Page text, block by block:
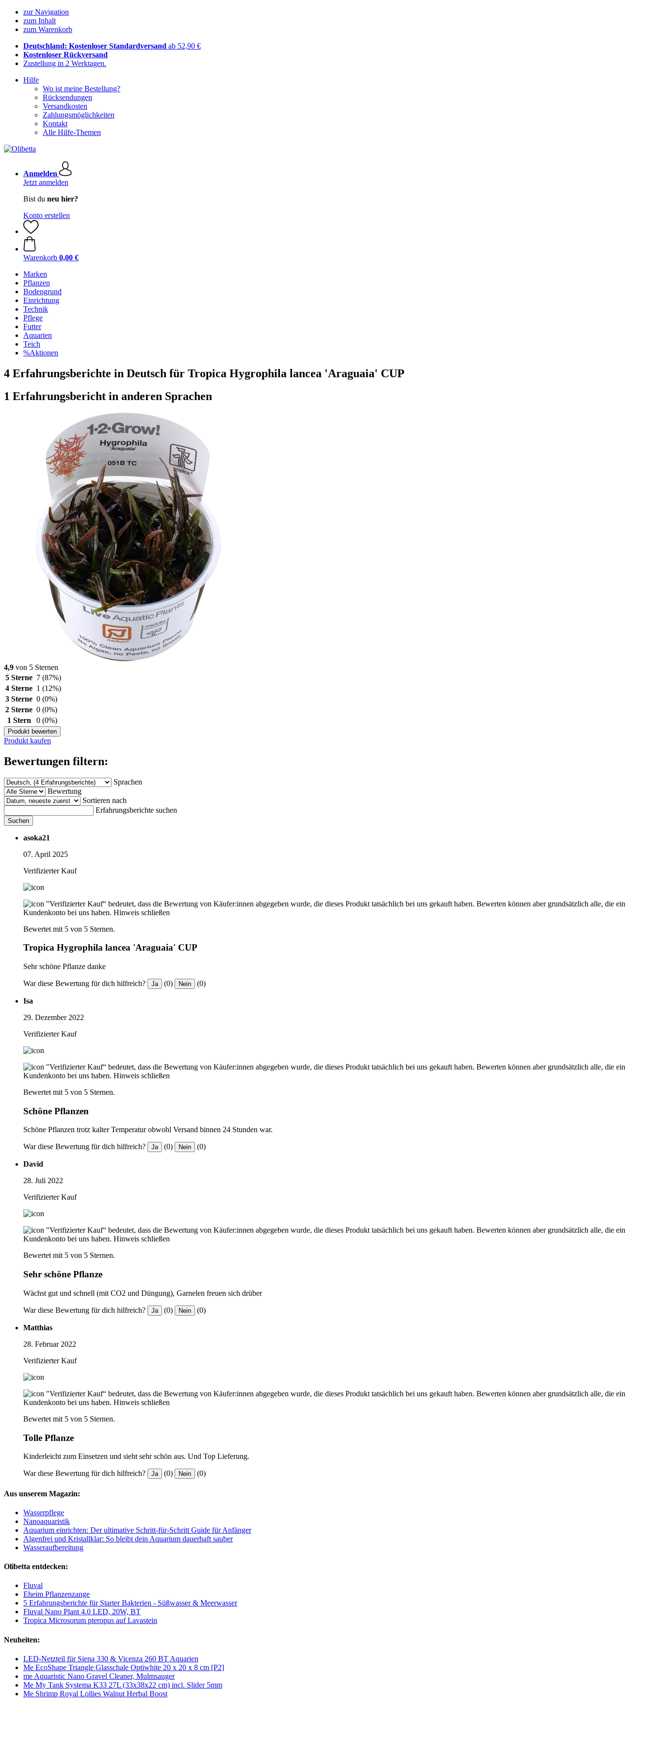
zur Navigation
zum Inhalt
zum Warenkorb
Deutschland: Kostenloser Standardversand ab 52,90 €
Kostenloser Rückversand
Zustellung in 2 Werktagen.
Hilfe
Wo ist meine Bestellung?
Rücksendungen
Versandkosten
Zahlungsmöglichkeiten
Kontakt
Alle Hilfe-Themen
Anmelden
Jetzt anmelden
Bist du neu hier?
Konto erstellen
Warenkorb 0,00 €
Marken
Pflanzen
Bodengrund
Einrichtung
Technik
Pflege
Futter
Aquarien
Teich
%Aktionen
4 Erfahrungsberichte in Deutsch für Tropica Hygrophila lancea 'Araguaia' CUP
1 Erfahrungsbericht in anderen Sprachen
4,9 von 5 Sternen
5 Sterne 7 (87%)
4 Sterne 1 (12%)
3 Sterne 0 (0%)
2 Sterne 0 (0%)
1 Stern
0 (0%)
Produkt bewerten
Produkt kaufen
Bewertungen filtern:
Sprachen
Bewertung
Sortieren nach
Erfahrungsberichte suchen
Suchen
asoka21
07. April 2025
Verifizierter Kauf
"Verifizierter Kauf“ bedeutet, dass die Bewertung von Käufer:innen abgegeben wurde, die dieses Produkt tatsächlich bei uns gekauft haben. Bewerten können aber grundsätzlich alle, die ein
Kundenkonto bei uns haben. Hinweis schließen
Bewertet mit 5 von 5 Sternen.
Tropica Hygrophila lancea 'Araguaia' CUP
Sehr schöne Pflanze danke
War diese Bewertung für dich hilfreich? Ja (0) Nein (0)
Isa
29. Dezember 2022
Verifizierter Kauf
"Verifizierter Kauf“ bedeutet, dass die Bewertung von Käufer:innen abgegeben wurde, die dieses Produkt tatsächlich bei uns gekauft haben. Bewerten können aber grundsätzlich alle, die ein
Kundenkonto bei uns haben. Hinweis schließen
Bewertet mit 5 von 5 Sternen.
Schöne Pflanzen
Schöne Pflanzen trotz kalter Temperatur obwohl Versand binnen 24 Stunden war.
War diese Bewertung für dich hilfreich? Ja (0) Nein (0)
David
28. Juli 2022
Verifizierter Kauf
"Verifizierter Kauf“ bedeutet, dass die Bewertung von Käufer:innen abgegeben wurde, die dieses Produkt tatsächlich bei uns gekauft haben. Bewerten können aber grundsätzlich alle, die ein
Kundenkonto bei uns haben. Hinweis schließen
Bewertet mit 5 von 5 Sternen.
Sehr schöne Pflanze
Wächst gut und schnell (mit CO2 und Düngung), Garnelen freuen sich drüber
War diese Bewertung für dich hilfreich? Ja (0) Nein (0)
Matthias
28. Februar 2022
Verifizierter Kauf
"Verifizierter Kauf“ bedeutet, dass die Bewertung von Käufer:innen abgegeben wurde, die dieses Produkt tatsächlich bei uns gekauft haben. Bewerten können aber grundsätzlich alle, die ein
Kundenkonto bei uns haben. Hinweis schließen
Bewertet mit 5 von 5 Sternen.
Tolle Pflanze
Kinderleicht zum Einsetzen und sieht sehr schön aus. Und Top Lieferung.
War diese Bewertung für dich hilfreich? Ja (0) Nein (0)
Aus unserem Magazin:
Wasserpflege
Nanoaquaristik
Aquarium einrichten: Der ultimative Schritt-für-Schritt Guide für Anfänger
Algenfrei und Kristallklar: So bleibt dein Aquarium dauerhaft sauber
Wasseraufbereitung
Olibetta entdecken:
Fluval
Eheim Pflanzenzange
5 Erfahrungsberichte für Starter Bakterien - Süßwasser & Meerwasser
Fluval Nano Plant 4.0 LED, 20W, BT
Tropica Microsorum pteropus auf Lavastein
Neuheiten:
LED-Netzteil für Siena 330 & Vicenza 260 BT Aquarien
Me EcoShape Triangle Glasschale Optiwhite 20 x 20 x 8 cm [P2]
me Aquaristic Nano Gravel Cleaner, Mulmsauger
Me My Tank Systema K33 27L (33x38x22 cm) incl. Slider 5mm
Me Shrimp Royal Lollies Walnut Herbal Boost